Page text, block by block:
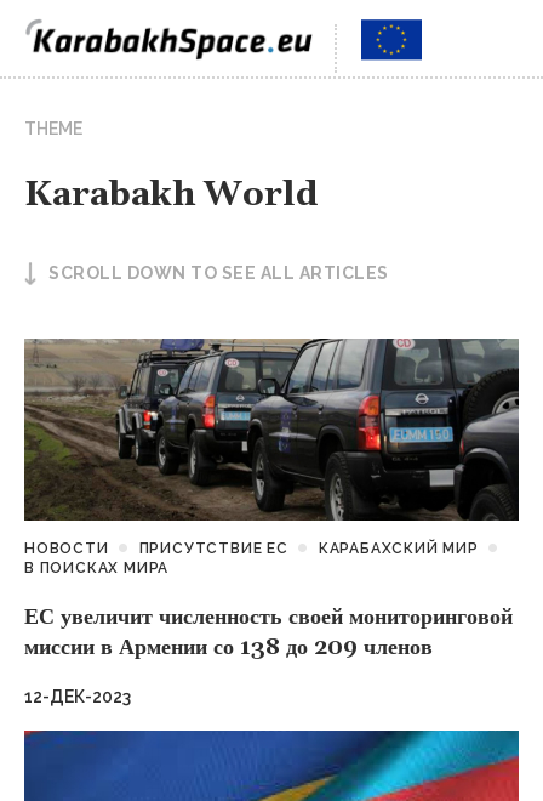
THEME
Karabakh World
SCROLL DOWN TO SEE ALL ARTICLES
НОВОСТИ ПРИСУТСТВИЕ ЕС
КАРАБАХСКИЙ МИР
В ПОИСКАХ МИРА
ЕС увеличит численность своей мониторинговой
миссии в Армении со 138 до 209 членов
12-ДЕК-2023